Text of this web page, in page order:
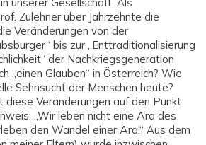
Zulehner über Jahrzehnte die
Veränderungen von der
bis zur „Enttraditionalisierung
der Nachkriegsgeneration
„einen Glauben“ in Österreich? Wie
Sehnsucht der Menschen heute?
diese Veränderungen auf den Punkt
„Wir leben nicht eine Ära des
den Wandel einer Ära.“ Aus dem